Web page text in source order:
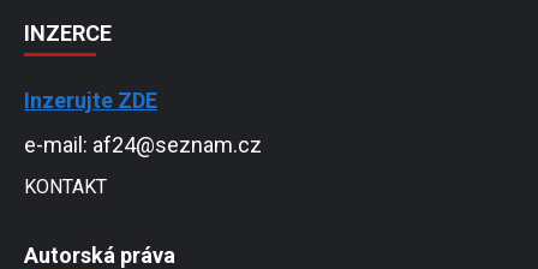
INZERCE
Inzerujte ZDE
e-mail: af24@seznam.cz
KONTAKT
Autorská práva